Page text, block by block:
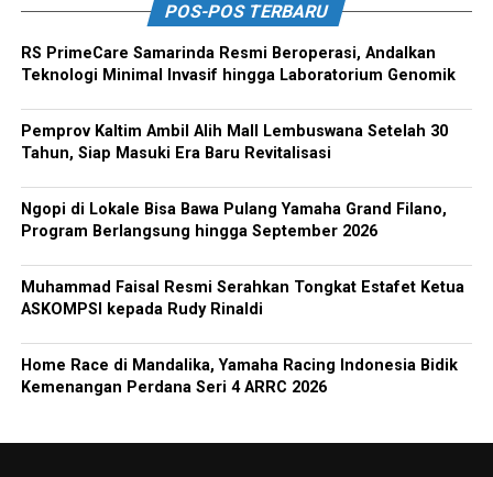
POS-POS TERBARU
RS PrimeCare Samarinda Resmi Beroperasi, Andalkan
Teknologi Minimal Invasif hingga Laboratorium Genomik
Pemprov Kaltim Ambil Alih Mall Lembuswana Setelah 30
Tahun, Siap Masuki Era Baru Revitalisasi
Ngopi di Lokale Bisa Bawa Pulang Yamaha Grand Filano,
Program Berlangsung hingga September 2026
Muhammad Faisal Resmi Serahkan Tongkat Estafet Ketua
ASKOMPSI kepada Rudy Rinaldi
Home Race di Mandalika, Yamaha Racing Indonesia Bidik
Kemenangan Perdana Seri 4 ARRC 2026